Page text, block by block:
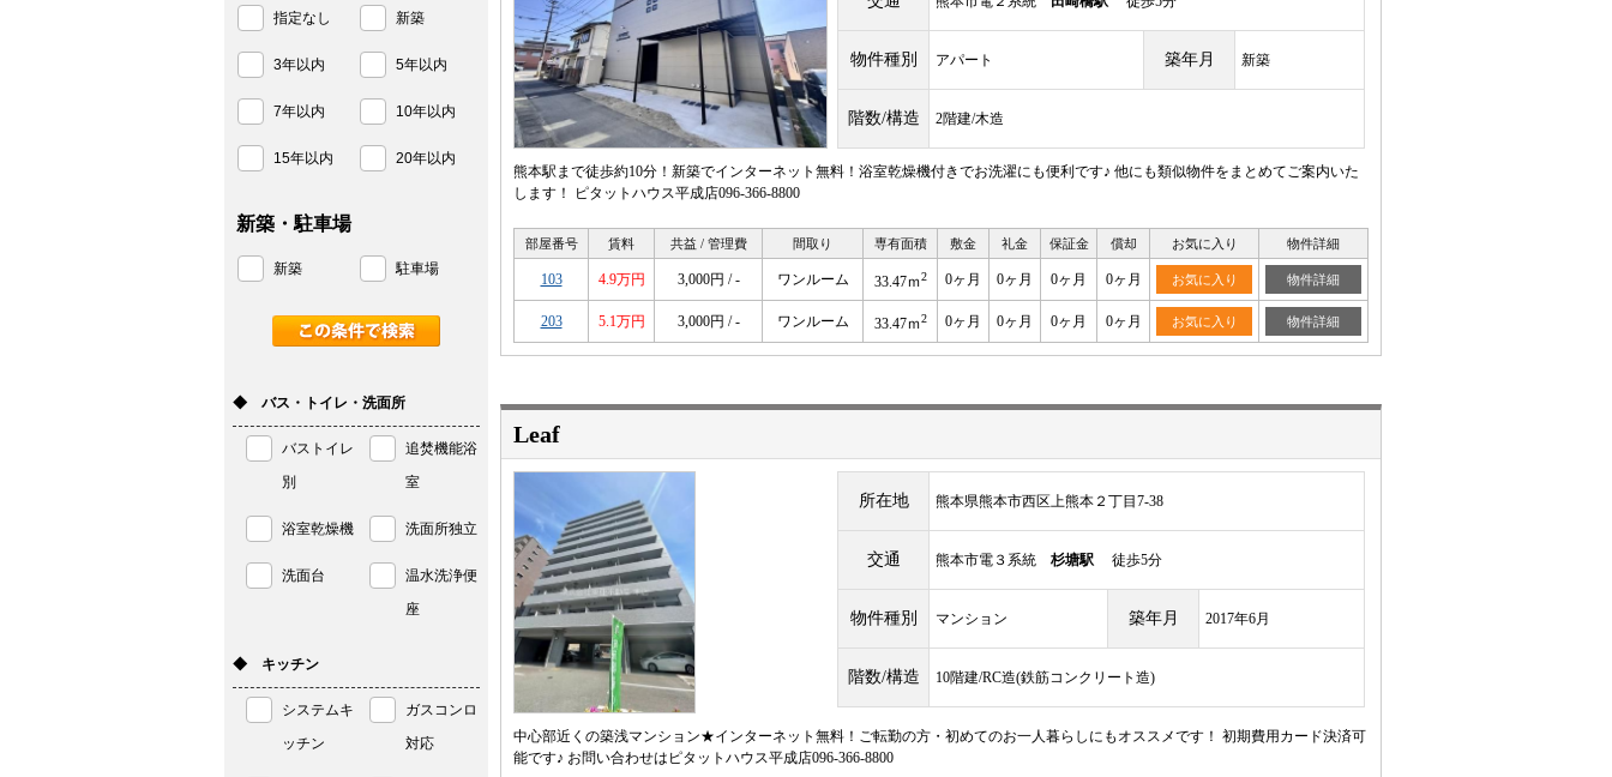
物件種別 アパート 築年月 新築
階数/構造 2階建/木造
熊本駅まで徒歩約10分！新築でインターネット無料！浴室乾燥機付きでお洗濯にも便利です♪ 他にも類似物件をまとめてご案内いた
します！ ピタットハウス平成店096-366-8800
部屋番号 賃料 共益 / 管理費 間取り 専有面積 敷金 礼金 保証金 償却 お気に入り 物件詳細
103 4.9万円 3,000円 / - ワンルーム 33.47ｍ2 0ヶ月 0ヶ月 0ヶ月 0ヶ月 お気に入り 物件詳細
203 5.1万円 3,000円 / - ワンルーム 33.47ｍ2 0ヶ月 0ヶ月 0ヶ月 0ヶ月 お気に入り 物件詳細
Leaf
所在地 熊本県熊本市西区上熊本２丁目7-38
交通 熊本市電３系統 杉塘駅 徒歩5分
物件種別 マンション 築年月 2017年6月
階数/構造 10階建/RC造(鉄筋コンクリート造)
中心部近くの築浅マンション★インターネット無料！ご転勤の方・初めてのお一人暮らしにもオススメです！ 初期費用カード決済可
能です♪ お問い合わせはピタットハウス平成店096-366-8800
指定なし 新築
3年以内 5年以内
7年以内 10年以内
15年以内 20年以内
新築・駐車場
新築 駐車場
◆ バス・トイレ・洗面所
バストイレ
別
追焚機能浴
室
浴室乾燥機 洗面所独立
洗面台
温水洗浄便
座
◆ キッチン
システムキ
ッチン
ガスコンロ
対応